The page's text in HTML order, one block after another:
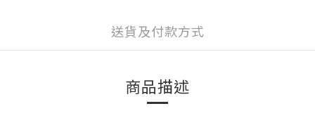
送貨及付款方式
商品描述